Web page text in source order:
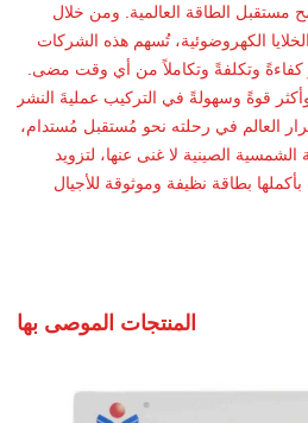
مستقبل الطاقة العالمية. ومن خلال
الخلايا الكهروضوئية، تُسهم هذه الشركات
وتكلفةً وتكاملاً من أي وقت مضى.
قوةً وسهولةً في التركيب عمليةَ النشر
العالم في رحلته نحو مُستقبل مُستدام،
الصينية لا غنى عنها، لتزويد
بطاقة نظيفة وموثوقة للأجيال
المنتجات الموصى بها